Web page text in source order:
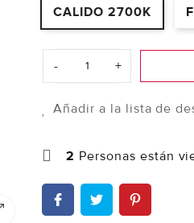
CALIDO 2700K
- +
Añadir a la lista de
2 Personas están